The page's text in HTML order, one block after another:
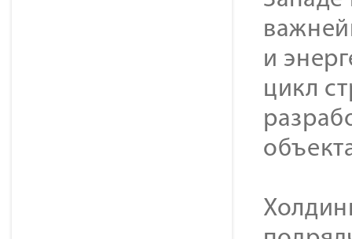
и
цикл